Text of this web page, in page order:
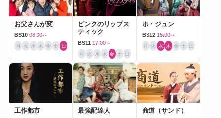
お父さんが変
BS10 08:00～
月 火 水 木 金 土 日
ピンクのリップス
ティック
BS11 17:00～
月 火 水 木 金 土 日
ホ・ジュン
BS12 15:00～
月 火 水 木 金 土 日
工作都市 最強配達人 商道（サンド）